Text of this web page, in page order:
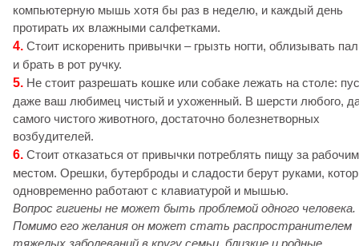
компьютерную мышь хотя бы раз в неделю, и каждый день
протирать их влажными салфетками.
4. Стоит искоренить привычки – грызть ногти, облизывать
и брать в рот ручку.
5. Не стоит разрешать кошке или собаке лежать на столе:
даже ваш любимец чистый и ухоженный. В шерсти любого,
самого чистого животного, достаточно болезнетворных
возбудителей.
6. Стоит отказаться от привычки потреблять пищу за рабочим
местом. Орешки, бутерброды и сладости берут руками,
одновременно работают с клавиатурой и мышью.
Вопрос гигиены не может быть проблемой одного человека.
Помимо его желания он может стать распространителем
тяжелых заболеваний в кругу семьи, близкие и родные